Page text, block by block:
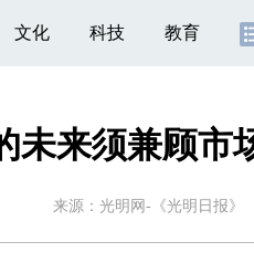
文化 科技 教育
未来须兼顾市
来源： 光明网-《光明日报》